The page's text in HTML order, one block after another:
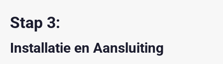
Stap 3:
Installatie en Aansluiting